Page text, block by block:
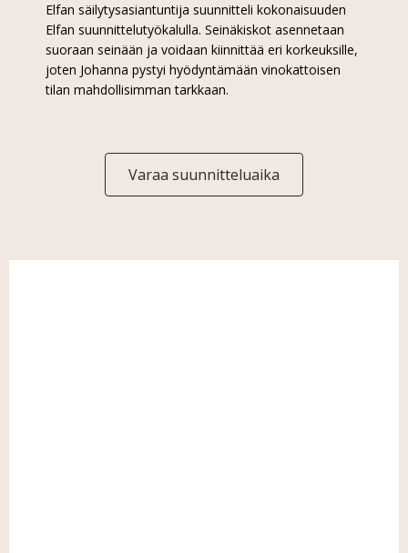
Elfan säilytysasiantuntija suunnitteli kokonaisuuden
Elfan suunnittelutyökalulla. Seinäkiskot asennetaan
suoraan seinään ja voidaan kiinnittää eri korkeuksille,
joten Johanna pystyi hyödyntämään vinokattoisen
tilan mahdollisimman tarkkaan.
Varaa suunnitteluaika